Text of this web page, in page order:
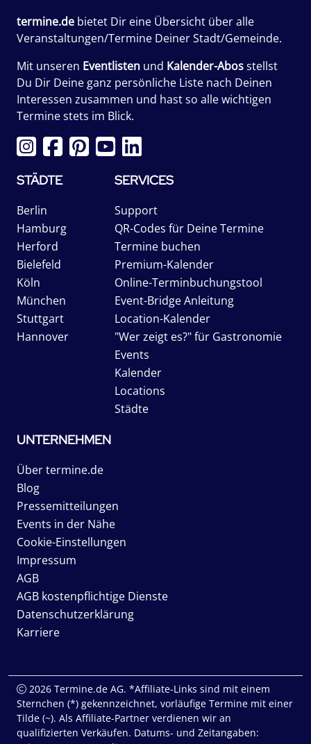
termine.de bietet Dir eine Übersicht über alle
Veranstaltungen/Termine Deiner Stadt/Gemeinde.
Mit unseren Eventlisten und Kalender-Abosstellst
Du Dir Deine ganz persönliche Liste nach Deinen
Interessen zusammen und hast so alle wichtigen
Termine stets im Blick.
STÄDTE
Berlin
Hamburg
Herford
Bielefeld
Köln
München
Stuttgart
Hannover
SERVICES
Support
QR-Codes für Deine Termine
Termine buchen
Premium-Kalender
Online-Terminbuchungstool
Event-Bridge Anleitung
Location-Kalender
"Wer zeigt es?" für Gastronomie
Events
Kalender
Locations
Städte
UNTERNEHMEN
Über termine.de
Blog
Pressemitteilungen
Events in der Nähe
Cookie-Einstellungen
Impressum
AGB
AGB kostenpflichtige Dienste
Datenschutzerklärung
Karriere
2026 Termine.de AG. *Affiliate-Links sind mit einem
Sternchen (*) gekennzeichnet, vorläufige Termine mit einer
Tilde (~). Als Affiliate-Partner verdienen wir an
qualifizierten Verkäufen. Datums- und Zeitangaben: